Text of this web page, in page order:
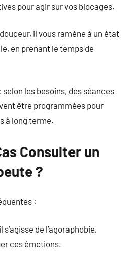
pour agir sur vos blocages.
il vous ramène à un état
en prenant le temps de
les besoins, des séances
être programmées pour
à long terme.
Consulter un
?
:
s’agisse de l’agoraphobie,
ces émotions.